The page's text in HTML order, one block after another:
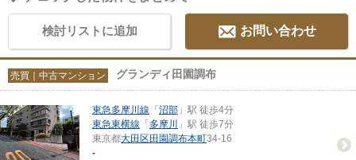
検討リストに追加 お問い合わせ
売買｜中古マンション グランディ田園調布
東急多摩川線 「 沼部 」駅 徒歩4分
東急東横線 「 多摩川
」駅 徒歩7分
東京都大田区 田園調布本町34-16
-